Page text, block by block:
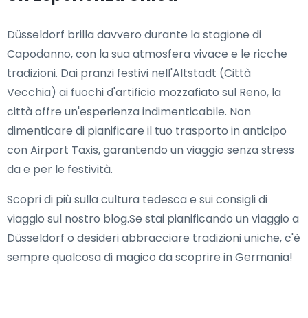
Düsseldorf brilla davvero durante la stagione di
Capodanno, con la sua atmosfera vivace e le ricche
tradizioni. Dai pranzi festivi nell'Altstadt (Città
Vecchia) ai fuochi d'artificio mozzafiato sul Reno, la
città offre un'esperienza indimenticabile. Non
dimenticare di pianificare il tuo trasporto in anticipo
con Airport Taxis, garantendo un viaggio senza stress
da e per le festività.
Scopri di più sulla cultura tedesca e sui consigli di
viaggio sul nostro blog.Se stai pianificando un viaggio a
Düsseldorf o desideri abbracciare tradizioni uniche, c'è
sempre qualcosa di magico da scoprire in Germania!